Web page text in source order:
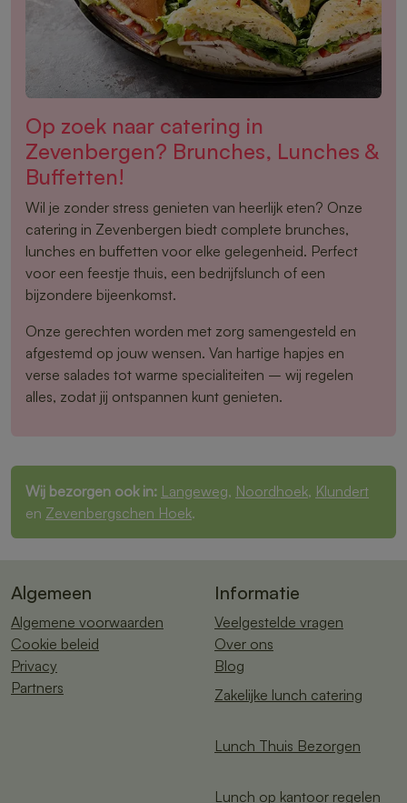
Op zoek naar catering in
Zevenbergen? Brunches, Lunches &
Buffetten!
Wil je zonder stress genieten van heerlijk eten? Onze
catering in Zevenbergen biedt complete brunches,
lunches en buffetten voor elke gelegenheid. Perfect
voor een feestje thuis, een bedrijfslunch of een
bijzondere bijeenkomst.
Onze gerechten worden met zorg samengesteld en
afgestemd op jouw wensen. Van hartige hapjes en
verse salades tot warme specialiteiten – wij regelen
alles, zodat jij ontspannen kunt genieten.
Wij bezorgen ook in: Langeweg, Noordhoek, Klundert
en Zevenbergschen Hoek.
Algemeen
Algemene voorwaarden
Cookie beleid
Privacy
Partners
Informatie
Veelgestelde vragen
Over ons
Blog
Zakelijke lunch catering
Lunch Thuis Bezorgen
Lunch op kantoor regelen